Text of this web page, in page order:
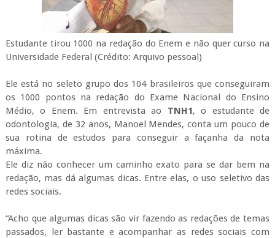
Estudante tirou 1000 na redação do Enem e não quer curso na
Universidade Federal (Crédito: Arquivo pessoal)
Ele está no seleto grupo dos 104 brasileiros que conseguiram
os 1000 pontos na redação do Exame Nacional do Ensino
Médio, o Enem. Em entrevista ao TNH1, o estudante de
odontologia, de 32 anos, Manoel Mendes, conta um pouco de
sua rotina de estudos para conseguir a façanha da nota
máxima.
Ele diz não conhecer um caminho exato para se dar bem na
redação, mas dá algumas dicas. Entre elas, o uso seletivo das
redes sociais.
“Acho que algumas dicas são vir fazendo as redações de temas
passados, ler bastante e acompanhar as redes sociais com